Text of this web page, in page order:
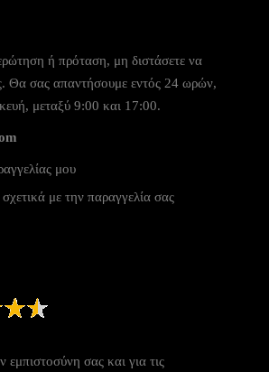
ή πρόταση, μη διστάσετε να
Θα σας απαντήσουμε εντός 24 ωρών,
μεταξύ 9:00 και 17:00.
μου
με την παραγγελία σας
εμπιστοσύνη σας και για τις